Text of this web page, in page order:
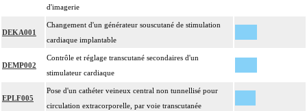
d'imagerie
DEKA001
Changement d'un générateur souscutané de stimulation
cardiaque implantable
DEMP002
Contrôle et réglage transcutané secondaires d'un
stimulateur cardiaque
EPLF005
Pose d'un cathéter veineux central non tunnellisé pour
circulation extracorporelle, par voie transcutanée